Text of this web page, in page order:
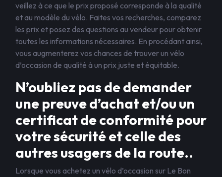
veillez à ce que le prix proposé corresponde à la qualité
et au modèle du vélo. Faites vos recherches, comparez
les prix et posez des questions au vendeur pour obtenir
toutes les informations nécessaires. En procédant ainsi,
vous augmenterez vos chances de trouver un vélo
d’occasion de qualité à un prix juste et équitable.
N’oubliez pas de demander
une preuve d’achat et/ou un
certificat de conformité pour
votre sécurité et celle des
autres usagers de la route..
Lorsque vous achetez un vélo d’occasion sur Le Bon